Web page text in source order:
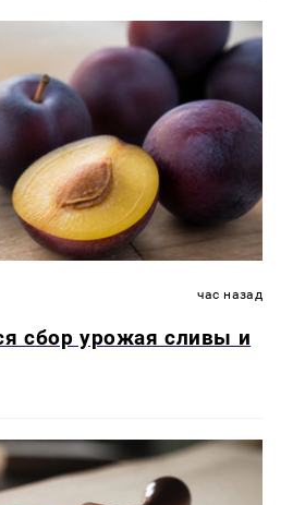
час назад
сбор урожая сливы и